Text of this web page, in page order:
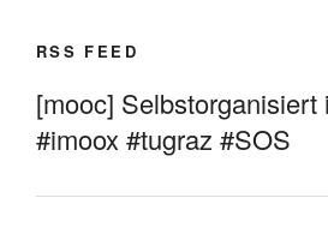
RSS FEED
[mooc] Selbstorganisiert
#imoox #tugraz #SOS